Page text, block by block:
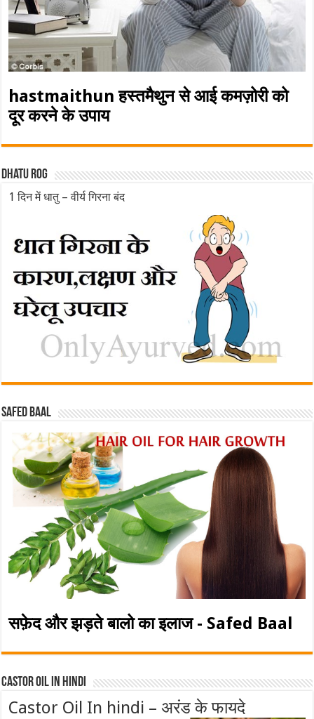
hastmaithun हस्तमैथुन से आई कमज़ोरी को
दूर करने के उपाय
Dhatu rog
1 दिन में धातु – वीर्य गिरना बंद
Safed baal
सफ़ेद और झड़ते बालो का इलाज - Safed Baal
Castor Oil In Hindi
Castor Oil In hindi – अरंड के फायदे